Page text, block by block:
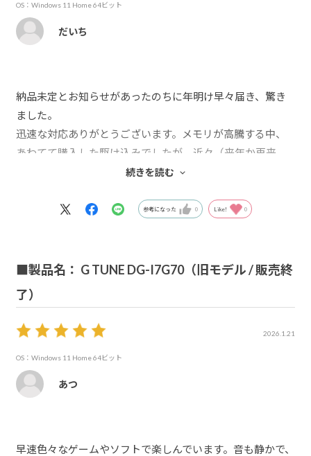
OS：Windows 11 Home 64ビット
だいち
納品未定とお知らせがあったのちに年明け早々届き、驚き
ました。
迅速な対応ありがとうございます。メモリが高騰する中、
あわてて購入した駆け込みでしたが、近々（来年か再来
年？）には購入予定だったのでちょうどいいタイミングだ
しばらくは仕事が忙しく、乗り換え作業もままならないの
続きを読む
参考になった 0 Like! 0
■製品名： G TUNE DG-I7G70（旧モデル / 販売終
了）
2026.1.21
OS：Windows 11 Home 64ビット
あつ
早速色々なゲームやソフトで楽しんでいます。音も静かで、